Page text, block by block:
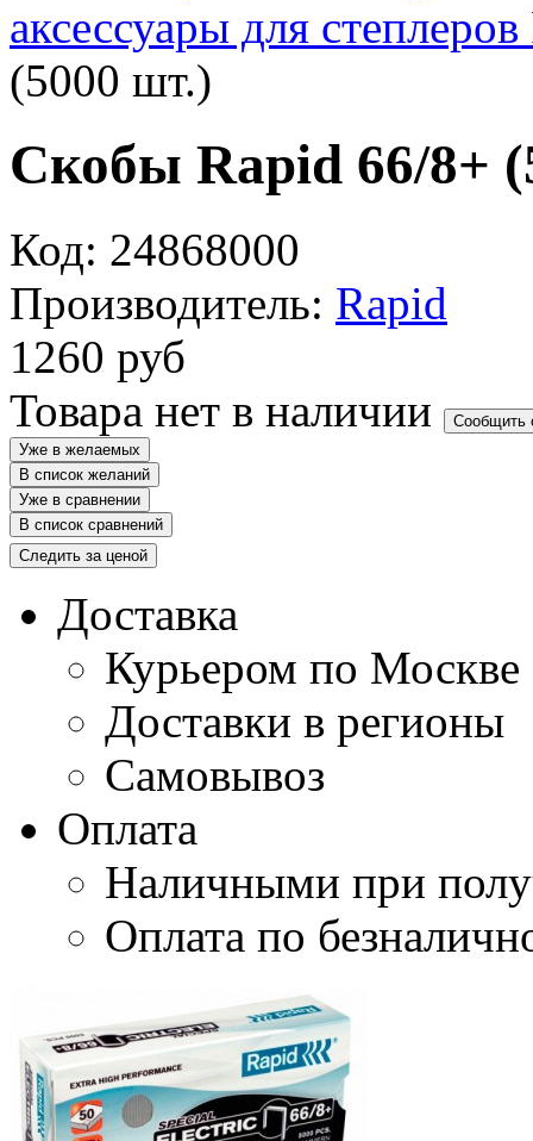
аксессуары для
(5000 шт.)
Скобы Rapid 66/8+
Код: 24868000
Производитель: Rapid
1260 руб
Товара нет в наличии
Сообщить
Уже в желаемых
В список желаний
Уже в сравнении
В список сравнений
Следить за ценой
Доставка
Курьером по Москве
Доставки в регионы
Самовывоз
Оплата
Наличными при
Оплата по